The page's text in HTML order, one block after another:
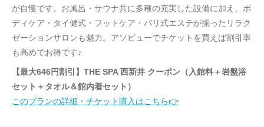
が自慢です。お風呂・サウナ共に多種の充実した設備に加え、ボ
ディケア・タイ健式・フットケア・バリ式エステが揃ったリラク
ゼーションサロンも魅力。アソビューでチケットを買えば割引率
も高めでお得です♪
【最大646円割引】THE SPA 西新井 クーポン（入館料＋岩盤浴
セット＋タオル＆館内着セット）
このプランの詳細・チケット購入はこちら👉